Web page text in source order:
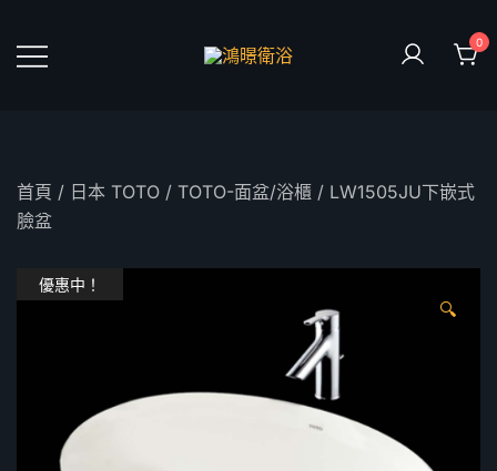
content
0
首頁 / 日本 TOTO / TOTO-面盆/浴櫃 / LW1505JU下嵌式
臉盆
優惠中！
🔍